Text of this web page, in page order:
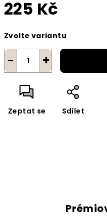
225 Kč
cena:
Zvolte variantu
+
−
Zeptat se Sdílet